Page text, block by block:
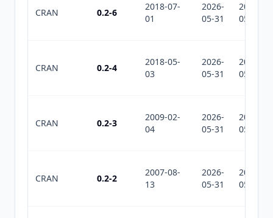
CRAN 0.2-6
2018-07-
01
2026-
05-31
2026-
05-31
CRAN 0.2-4
2018-05-
03
2026-
05-31
2026-
05-31
CRAN 0.2-3
2009-02-
04
2026-
05-31
2026-
05-31
CRAN 0.2-2
2007-08-
13
2026-
05-31
2026-
05-31